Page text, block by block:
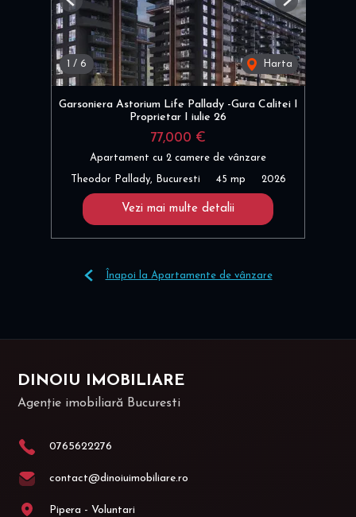
1 / 6 Harta
Previous Next
Garsoniera Astorium Life Pallady -Gura Calitei I
Proprietar I iulie 26
77,000 €
Apartament cu 2 camere de vânzare
Theodor Pallady, Bucuresti 45 mp 2026
Vezi mai multe detalii
Înapoi la Apartamente de vânzare
DINOIU IMOBILIARE
Agenție imobiliară Bucuresti
0765622276
contact@dinoiuimobiliare.ro
Pipera - Voluntari